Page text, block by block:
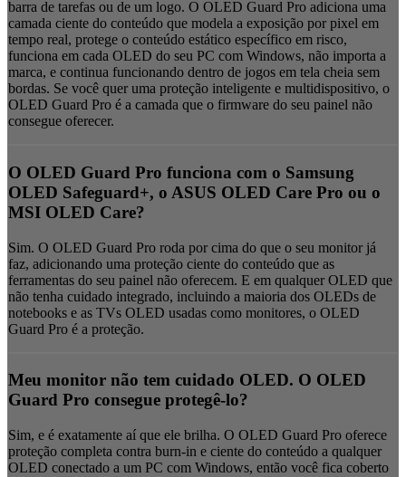
barra de tarefas ou de um logo. O OLED Guard Pro adiciona uma
camada ciente do conteúdo que modela a exposição por pixel em
tempo real, protege o conteúdo estático específico em risco,
funciona em cada OLED do seu PC com Windows, não importa a
marca, e continua funcionando dentro de jogos em tela cheia sem
bordas. Se você quer uma proteção inteligente e multidispositivo, o
OLED Guard Pro é a camada que o firmware do seu painel não
consegue oferecer.
O OLED Guard Pro funciona com o Samsung
OLED Safeguard+, o ASUS OLED Care Pro ou o
MSI OLED Care?
Sim. O OLED Guard Pro roda por cima do que o seu monitor já
faz, adicionando uma proteção ciente do conteúdo que as
ferramentas do seu painel não oferecem. E em qualquer OLED que
não tenha cuidado integrado, incluindo a maioria dos OLEDs de
notebooks e as TVs OLED usadas como monitores, o OLED
Guard Pro é a proteção.
Meu monitor não tem cuidado OLED. O OLED
Guard Pro consegue protegê-lo?
Sim, e é exatamente aí que ele brilha. O OLED Guard Pro oferece
proteção completa contra burn-in e ciente do conteúdo a qualquer
OLED conectado a um PC com Windows, então você fica coberto